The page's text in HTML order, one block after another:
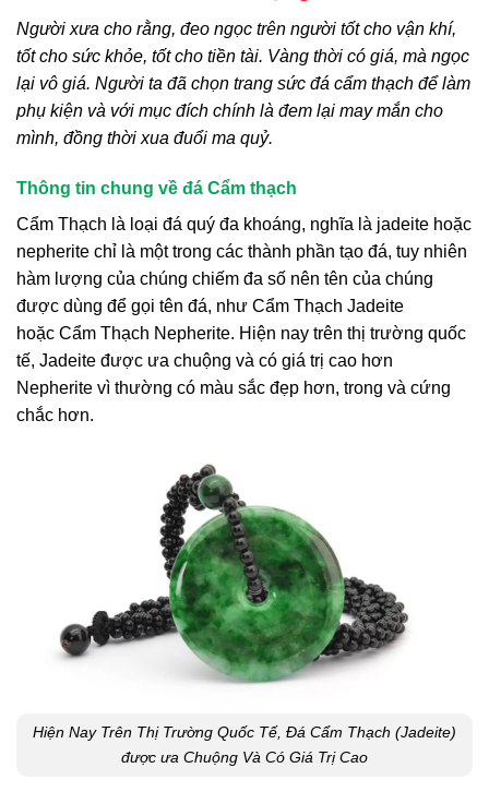
Người xưa cho rằng, đeo ngọc trên người tốt cho vận khí,
tốt cho sức khỏe, tốt cho tiền tài. Vàng thời có giá, mà ngọc
lại vô giá. Người ta đã chọn trang sức đá cẩm thạch để làm
phụ kiện và với mục đích chính là đem lại may mắn cho
mình, đồng thời xua đuổi ma quỷ.
Thông tin chung về đá Cẩm thạch
Cẩm Thạch là loại đá quý đa khoáng, nghĩa là jadeite hoặc
nepherite chỉ là một trong các thành phần tạo đá, tuy nhiên
hàm lượng của chúng chiếm đa số nên tên của chúng
được dùng để gọi tên đá, như Cẩm Thạch Jadeite
hoặc Cẩm Thạch Nepherite. Hiện nay trên thị trường quốc
tế, Jadeite được ưa chuộng và có giá trị cao hơn
Nepherite vì thường có màu sắc đẹp hơn, trong và cứng
chắc hơn.
Hiện Nay Trên Thị Trường Quốc Tế, Đá Cẩm Thạch (Jadeite)
được ưa Chuộng Và Có Giá Trị Cao